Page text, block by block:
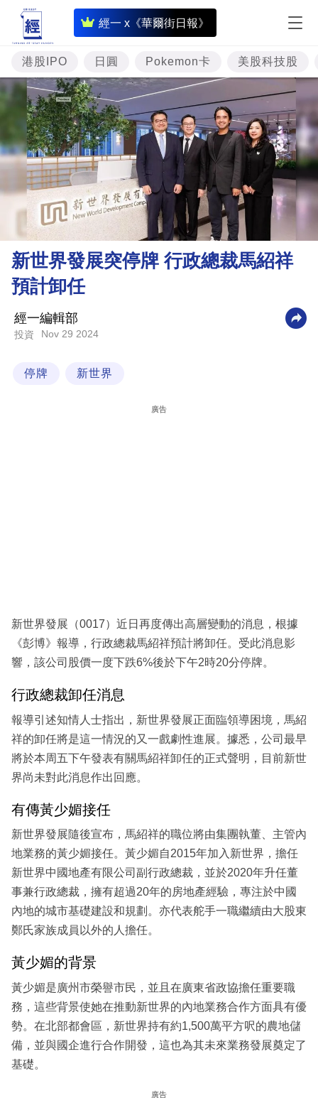
經一 x《華爾街日報》
即
時
財
經
專
題
投
資
樓
市
理
財
科
區
港股IPO 日圓 Pokemon卡 美股科技股
新世界發展突停牌 行政總裁馬紹祥
預計卸任
經一編輯部
投資 Nov 29 2024
停牌 新世界
廣告
新世界發展（0017）近日再度傳出高層變動的消息，根據
《彭博》報導，行政總裁馬紹祥預計將卸任。受此消息影
響，該公司股價一度下跌6%後於下午2時20分停牌。
行政總裁卸任消息
報導引述知情人士指出，新世界發展正面臨領導困境，馬紹
祥的卸任將是這一情況的又一戲劇性進展。據悉，公司最早
將於本周五下午發表有關馬紹祥卸任的正式聲明，目前新世
界尚未對此消息作出回應。
有傳黃少媚接任
新世界發展隨後宣布，馬紹祥的職位將由集團執董、主管內
地業務的黃少媚接任。黃少媚自2015年加入新世界，擔任
新世界中國地產有限公司副行政總裁，並於2020年升任董
事兼行政總裁，擁有超過20年的房地產經驗，專注於中國
內地的城市基礎建設和規劃。亦代表舵手一職繼續由大股東
鄭氏家族成員以外的人擔任。
黃少媚的背景
黃少媚是廣州市榮譽市民，並且在廣東省政協擔任重要職
務，這些背景使她在推動新世界的內地業務合作方面具有優
勢。在北部都會區，新世界持有約1,500萬平方呎的農地儲
備，並與國企進行合作開發，這也為其未來業務發展奠定了
基礎。
廣告